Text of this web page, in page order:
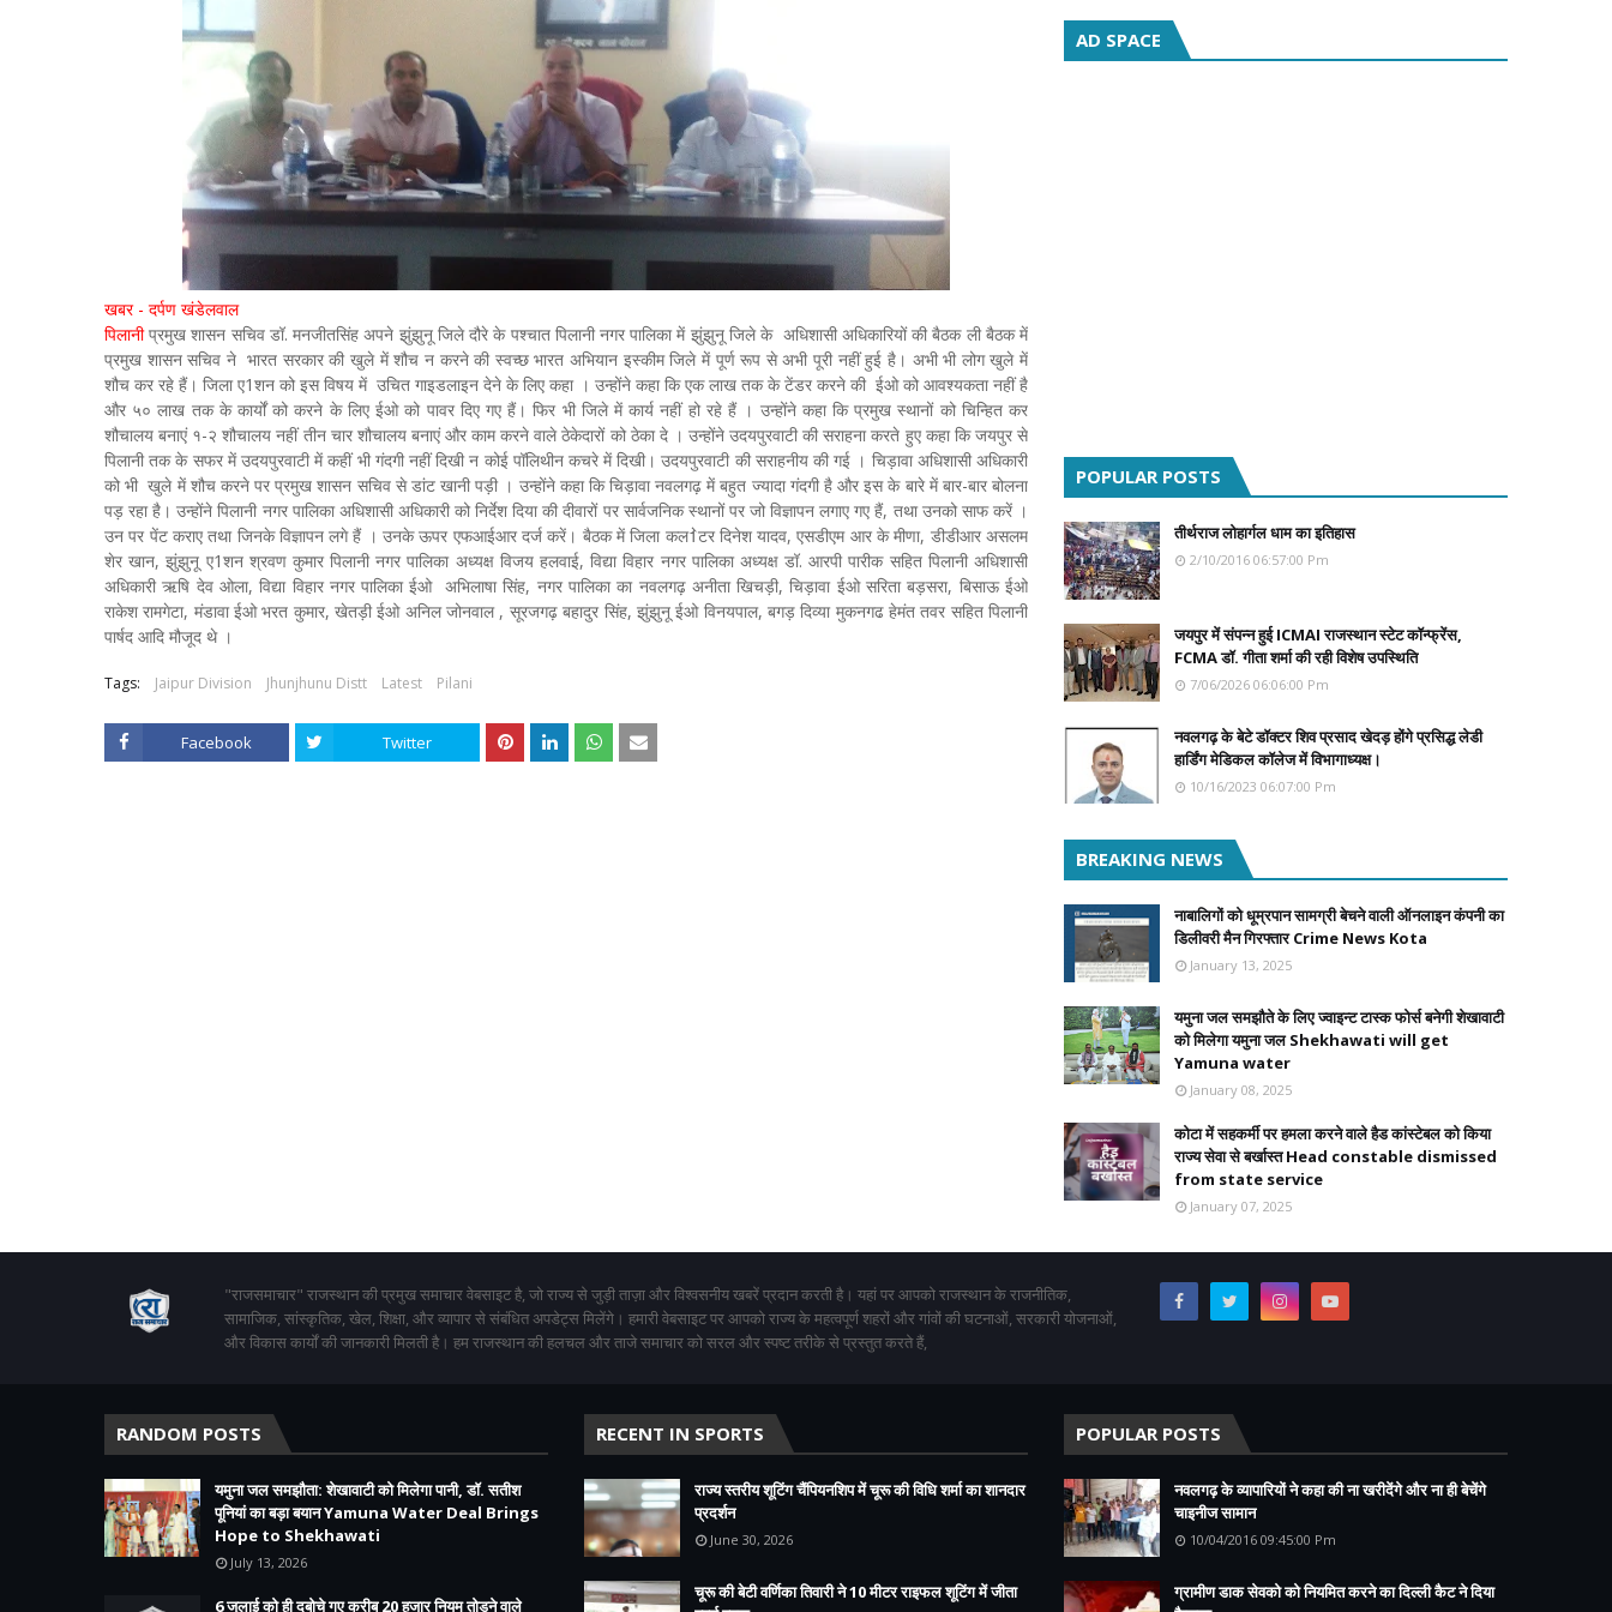
खबर - दर्पण खंडेलवाल
पिलानीप्रमुख शासन सचिव डॉ. मनजीतसिंह अपने झुंझुनू जिले दौरे के पश्चात पिलानी नगर पालिका में झुंझुनू जिले के अधिशासी अधिकारियों की बैठक ली बैठक में
प्रमुख शासन सचिव ने भारत सरकार की खुले में शौच न करने की स्वच्छ भारत अभियान इस्कीम जिले में पूर्ण रूप से अभी पूरी नहीं हुई है। अभी भी लोग खुले में
शौच कर रहे हैं। जिला ए1शन को इस विषय में उचित गाइडलाइन देने के लिए कहा । उन्होंने कहा कि एक लाख तक के टेंडर करने की ईओ को आवश्यकता नहीं है
और ५० लाख तक के कार्यों को करने के लिए ईओ को पावर दिए गए हैं। फिर भी जिले में कार्य नहीं हो रहे हैं । उन्होंने कहा कि प्रमुख स्थानों को चिन्हित कर
शौचालय बनाएं १-२ शौचालय नहीं तीन चार शौचालय बनाएं और काम करने वाले ठेकेदारों को ठेका दे । उन्होंने उदयपुरवाटी की सराहना करते हुए कहा कि जयपुर से
पिलानी तक के सफर में उदयपुरवाटी में कहीं भी गंदगी नहीं दिखी न कोई पॉलिथीन कचरे में दिखी। उदयपुरवाटी की सराहनीय की गई । चिड़ावा अधिशासी अधिकारी
को भी खुले में शौच करने पर प्रमुख शासन सचिव से डांट खानी पड़ी । उन्होंने कहा कि चिड़ावा नवलगढ़ में बहुत ज्यादा गंदगी है और इस के बारे में बार-बार बोलना
पड़ रहा है। उन्होंने पिलानी नगर पालिका अधिशासी अधिकारी को निर्देश दिया की दीवारों पर सार्वजनिक स्थानों पर जो विज्ञापन लगाए गए हैं, तथा उनको साफ करें ।
उन पर पेंट कराए तथा जिनके विज्ञापन लगे हैं । उनके ऊपर एफआईआर दर्ज करें। बैठक में जिला कल1ेटर दिनेश यादव, एसडीएम आर के मीणा, डीडीआर असलम
शेर खान, झुंझुनू ए1शन श्रवण कुमार पिलानी नगर पालिका अध्यक्ष विजय हलवाई, विद्या विहार नगर पालिका अध्यक्ष डॉ. आरपी पारीक सहित पिलानी अधिशासी
अधिकारी ऋषि देव ओला, विद्या विहार नगर पालिका ईओ अभिलाषा सिंह, नगर पालिका का नवलगढ़ अनीता खिचड़ी, चिड़ावा ईओ सरिता बड़सरा, बिसाऊ ईओ
राकेश रामगेटा, मंडावा ईओ भरत कुमार, खेतड़ी ईओ अनिल जोनवाल , सूरजगढ़ बहादुर सिंह, झुंझुनू ईओ विनयपाल, बगड़ दिव्या मुकनगढ हेमंत तवर सहित पिलानी
पार्षद आदि मौजूद थे ।
Tags: Jaipur Division Jhunjhunu Distt Latest Pilani
Facebook Twitter
AD SPACE
POPULAR POSTS
तीर्थराज लोहार्गल धाम का इतिहास
2/10/2016 06:57:00 Pm
जयपुर में संपन्न हुई ICMAI राजस्थान स्टेट कॉन्फ्रेंस,
FCMA डॉ. गीता शर्मा की रही विशेष उपस्थिति
7/06/2026 06:06:00 Pm
नवलगढ़ के बेटे डॉक्टर शिव प्रसाद खेदड़ होंगे प्रसिद्ध लेडी
हार्डिंग मेडिकल कॉलेज में विभागाध्यक्ष।
10/16/2023 06:07:00 Pm
BREAKING NEWS
नाबालिगों को धूम्रपान सामग्री बेचने वाली ऑनलाइन कंपनी का
डिलीवरी मैन गिरफ्तार Crime News Kota
January 13, 2025
यमुना जल समझौते के लिए ज्वाइन्ट टास्क फोर्स बनेगी शेखावाटी
को मिलेगा यमुना जल Shekhawati will get
Yamuna water
January 08, 2025
कोटा में सहकर्मी पर हमला करने वाले हैड कांस्टेबल को किया
राज्य सेवा से बर्खास्त Head constable dismissed
from state service
January 07, 2025
"राजसमाचार" राजस्थान की प्रमुख समाचार वेबसाइट है, जो राज्य से जुड़ी ताज़ा और विश्वसनीय खबरें प्रदान करती है। यहां पर आपको राजस्थान के राजनीतिक,
सामाजिक, सांस्कृतिक, खेल, शिक्षा, और व्यापार से संबंधित अपडेट्स मिलेंगे। हमारी वेबसाइट पर आपको राज्य के महत्वपूर्ण शहरों और गांवों की घटनाओं, सरकारी योजनाओं,
और विकास कार्यों की जानकारी मिलती है। हम राजस्थान की हलचल और ताजे समाचार को सरल और स्पष्ट तरीके से प्रस्तुत करते हैं,
RANDOM POSTS
यमुना जल समझौता: शेखावाटी को मिलेगा पानी, डॉ. सतीश
पूनियां का बड़ा बयान Yamuna Water Deal Brings
Hope to Shekhawati
July 13, 2026
6 जुलाई को ही दबोचे गए करीब 20 हजार नियम तोड़ने वाले
RECENT IN SPORTS
राज्य स्तरीय शूटिंग चैंपियनशिप में चूरू की विधि शर्मा का शानदार
प्रदर्शन
June 30, 2026
चूरू की बेटी वर्णिका तिवारी ने 10 मीटर राइफल शूटिंग में जीता
POPULAR POSTS
नवलगढ़ के व्यापारियों ने कहा की ना खरीदेंगे और ना ही बेचेंगे
चाइनीज सामान
10/04/2016 09:45:00 Pm
ग्रामीण डाक सेवको को नियमित करने का दिल्ली कैट ने दिया